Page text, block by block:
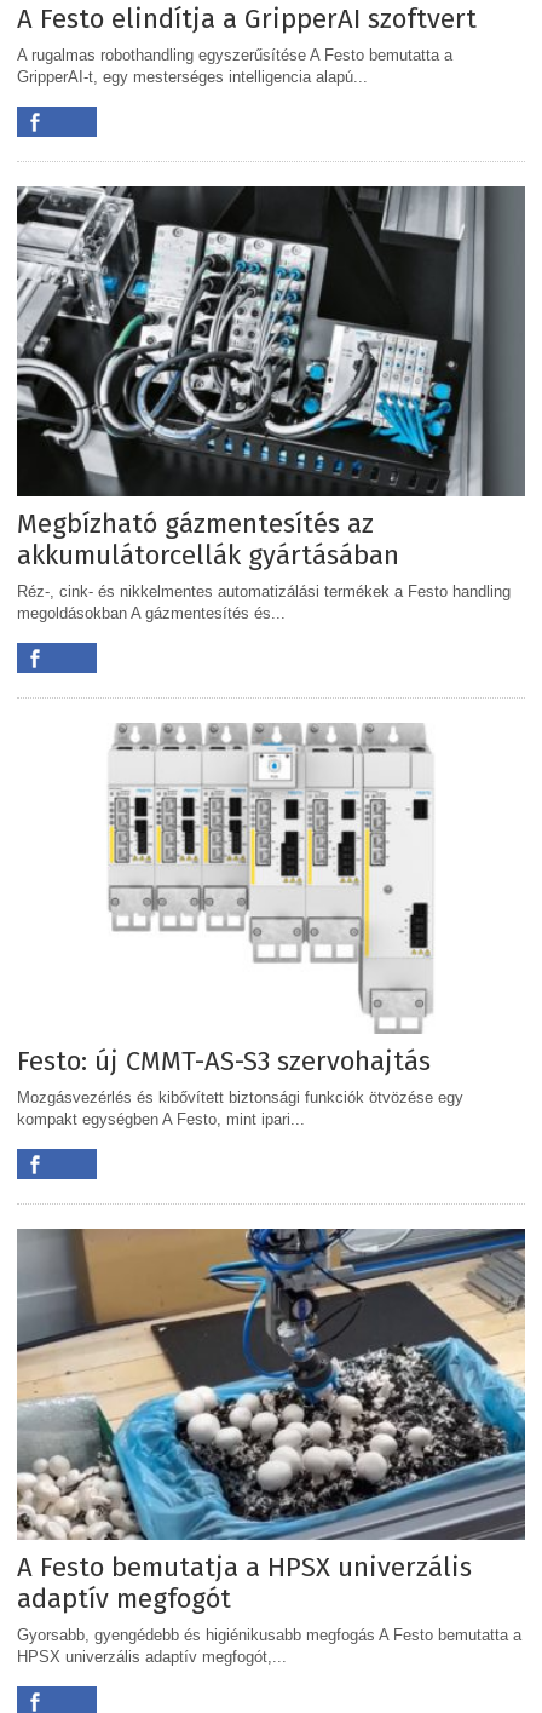
A Festo elindítja a GripperAI szoftvert
A rugalmas robothandling egyszerűsítése A Festo bemutatta a
GripperAI-t, egy mesterséges intelligencia alapú...
Megbízható gázmentesítés az
akkumulátorcellák gyártásában
Réz-, cink- és nikkelmentes automatizálási termékek a Festo handling
megoldásokban A gázmentesítés és...
Festo: új CMMT-AS-S3 szervohajtás
Mozgásvezérlés és kibővített biztonsági funkciók ötvözése egy
kompakt egységben A Festo, mint ipari...
A Festo bemutatja a HPSX univerzális
adaptív megfogót
Gyorsabb, gyengédebb és higiénikusabb megfogás A Festo bemutatta a
HPSX univerzális adaptív megfogót,...